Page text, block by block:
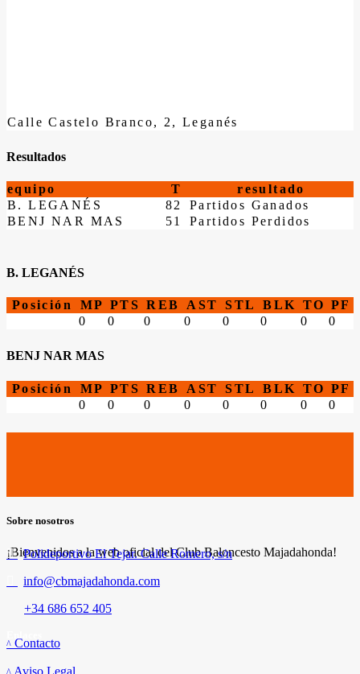
Calle Castelo Branco, 2, Leganés
Resultados
equipo T
resultado
B. LEGANÉS
82
Partidos Ganados
BENJ NAR MAS
51 Partidos Perdidos
B. LEGANÉS
Posición MP PTS REB AST STL BLK TO PF
0
0 0 0 0 0 0 0
BENJ NAR MAS
Posición MP PTS REB AST STL BLK TO PF
0
0 0 0 0 0 0 0
Sobre nosotros
¡Bienvenidos a la web oficial del Club Baloncesto Majadahonda!
Polideportivo El Tejar. Calle Romero, s/n
info@cbmajadahonda.com
+34 686 652 405
Contacto
Aviso Legal